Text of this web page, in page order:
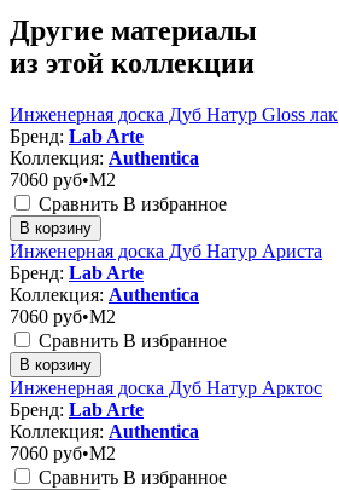
Другие материалы
из этой коллекции
Инженерная доска Дуб Натур Gloss лак
Бренд: Lab Arte
Коллекция: Authentica
7060 руб•M2
Сравнить В избранное
В корзину
Инженерная доска Дуб Натур Ариста
Бренд: Lab Arte
Коллекция: Authentica
7060 руб•M2
Сравнить В избранное
В корзину
Инженерная доска Дуб Натур Арктос
Бренд: Lab Arte
Коллекция: Authentica
7060 руб•M2
Сравнить В избранное